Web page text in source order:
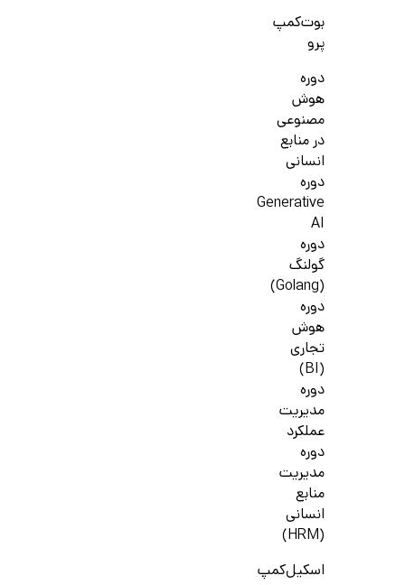
بوت‌کمپ
پرو
دوره
هوش
مصنوعی
در منابع
انسانی
دوره
Generative
AI
دوره
گولنگ
(Golang)
دوره
هوش
تجاری
(BI)
دوره
مدیریت
عملکرد
دوره
مدیریت
منابع
انسانی
(HRM)
اسکیل‌کمپ